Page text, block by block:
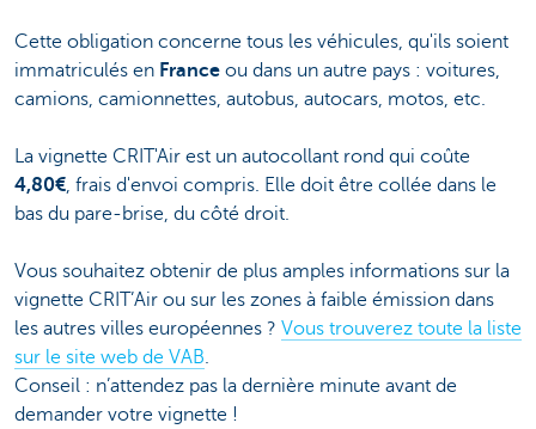
Cette obligation concerne tous les véhicules, qu'ils soient
immatriculés en France ou dans un autre pays : voitures,
camions, camionnettes, autobus, autocars, motos, etc.
La vignette CRIT'Air est un autocollant rond qui coûte
4,80€, frais d'envoi compris. Elle doit être collée dans le
bas du pare-brise, du côté droit.
Vous souhaitez obtenir de plus amples informations sur la
vignette CRIT’Air ou sur les zones à faible émission dans
les autres villes européennes ? Vous trouverez toute la liste
sur le site web de VAB.
Conseil : n’attendez pas la dernière minute avant de
demander votre vignette !